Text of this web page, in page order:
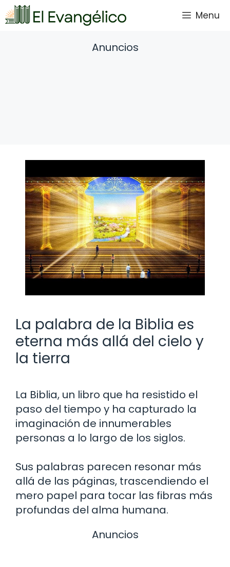
Saltar
al
Menu
Anuncios
La palabra de la Biblia es
eterna más allá del cielo y
la tierra
La Biblia, un libro que ha resistido el
paso del tiempo y ha capturado la
imaginación de innumerables
personas a lo largo de los siglos.
Sus palabras parecen resonar más
allá de las páginas, trascendiendo el
mero papel para tocar las fibras más
profundas del alma humana.
Anuncios